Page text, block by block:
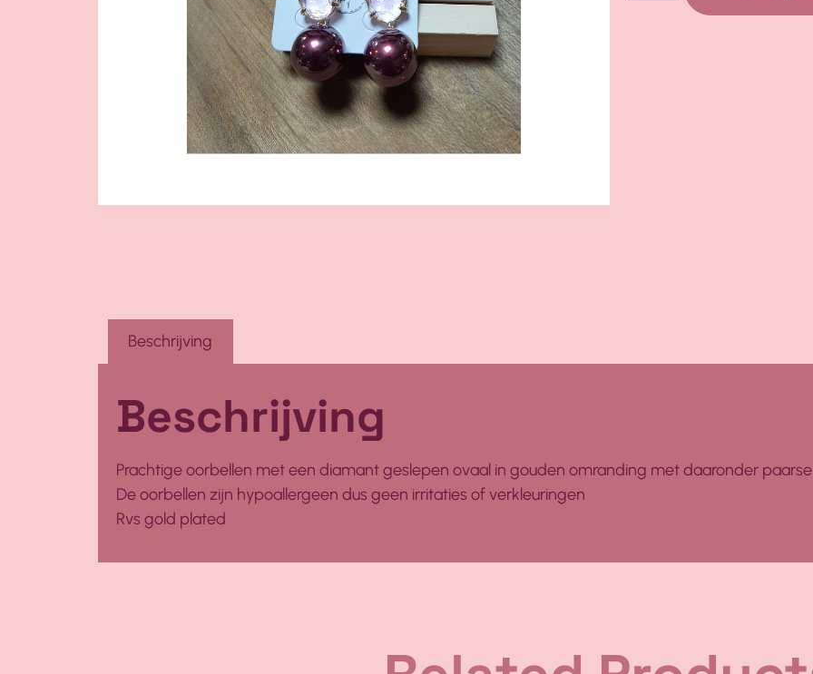
Beschrijving
Beschrijving
Prachtige oorbellen met een diamant geslepen ovaal in gouden omranding met daaronder
De oorbellen zijn hypoallergeen dus geen irritaties of verkleuringen
Rvs gold plated